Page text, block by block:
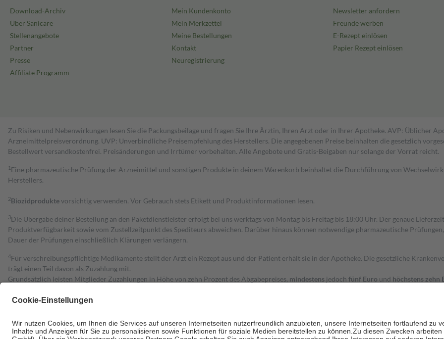
Download-Archiv
Über Sanicare
Stellenangebote
Partner
Presse
Affiliate Programm
Mein Kundenkonto
Mein Merkzettel
Meine Bestellungen
Kontakt
Neuregistrierung
Newsletter anfordern
Freunde werben
E-Rezept einlösen
Papier Rezept einlösen
Zu Risiken und Nebenwirkungen lesen Sie die Packungsbeilage und fragen Sie Ihre Ärztin, Ihren Arzt oder in Ihrer Apotheke. AVP: Üblicher
Arzneimittelpreisverordnung. UVP: Unverbindliche Preisempfehlung des Herstellers. Die angegebenen Preise beinhalten die gesetzlich
Bestell­wert versand­kosten­frei. Preisänderungen und Irrtümer vorbehalten. Alle Angebote und Gratis-Beigaben nur solange der Vorrat reicht.
1 Eine pharmazeutische Prüfung der Arzneimittel und sonstigen Produkte in deinem Warenkorb beinhaltet die Durchführung von
Herstellers.
2Biozidproduktevorsichtig verwenden. Vor Gebrauch stets Etikett und Produktinformationen lesen.
3Die Übergabe deiner Bestellung an den Paketdienstleister erfolgt bei uns werktags von Montag bis Freitag bis 18:00 Uhr. Der genaue
Produktverfügbarkeit sowie vom Zustellzeitpunkt des Spediteurs abweichen. Darüber hinaus können notwendige pharmazeutische
Dauer der Prüfungen einschließlich Klärungen verlängern.
4Für verschreibungspflichtige Medikamente stellt der Arzt ein Rezept aus und der Patient erhält sie in der Apotheke. Die gesetzliche
trägt einen Teil davon als Zuzahlung mit.
Grundsätzlich leisten Mitglieder Zuzahlungen in Höhe von zehn Prozent des Abgabepreises, mindestens jedoch fünf Euro und höchstens zehn
Diese Regeln gelten grundsätzlich auch für Online-Apotheken.
Um das Engagement der Versicherten für ihre eigene Gesundheit zu stärken und die besondere Stellung der Familie zu unterstützen, fallen
• Kindern und Jugendlichen bis zum vollendeten 18. Lebensjahr mit Ausnahme der Fahrkosten